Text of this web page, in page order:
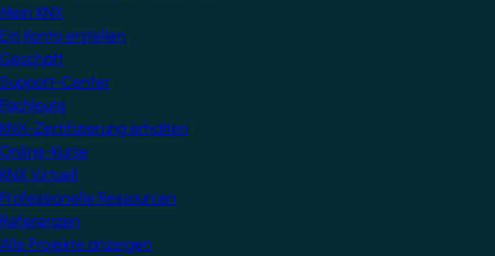
Mein KNX
Ein Konto erstellen
Geschäft
Support-Center
Fachleute
KNX-Zertifizierung erhalten
Online-Kurse
KNX Virtuell
Professionelle Ressourcen
Referenzen
Alle Projekte anzeigen